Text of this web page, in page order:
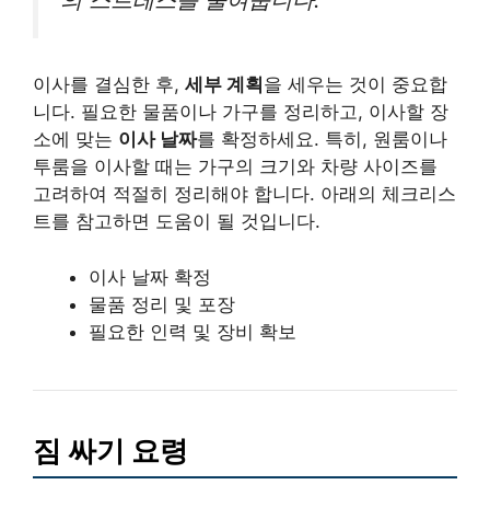
이사를 결심한 후, 세부 계획 을 세우는 것이 중요합
니다. 필요한 물품이나 가구를 정리하고, 이사할 장
소에 맞는 이사 날짜를 확정하세요. 특히, 원룸이나
투룸을 이사할 때는 가구의 크기와 차량 사이즈를
고려하여 적절히 정리해야 합니다. 아래의 체크리스
트를 참고하면 도움이 될 것입니다.
이사 날짜 확정
물품 정리 및 포장
필요한 인력 및 장비 확보
짐 싸기 요령